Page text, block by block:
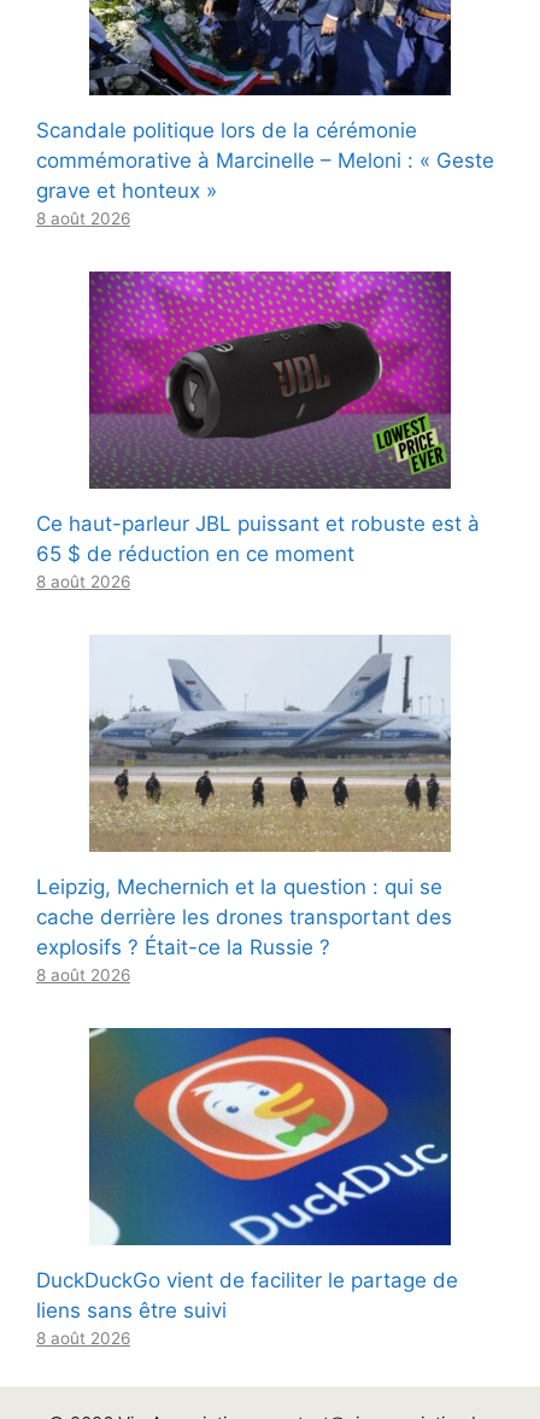
Scandale politique lors de la cérémonie
commémorative à Marcinelle – Meloni : « Geste
grave et honteux »
8 août 2026
Ce haut-parleur JBL puissant et robuste est à
65 $ de réduction en ce moment
8 août 2026
Leipzig, Mechernich et la question : qui se
cache derrière les drones transportant des
explosifs ? Était-ce la Russie ?
8 août 2026
DuckDuckGo vient de faciliter le partage de
liens sans être suivi
8 août 2026